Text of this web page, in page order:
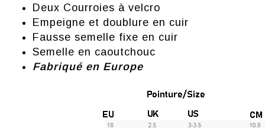
Deux Courroies à velcro
Empeigne et doublure en cuir
Fausse semelle fixe en cuir
Semelle en caoutchouc
Fabriqué en Europe